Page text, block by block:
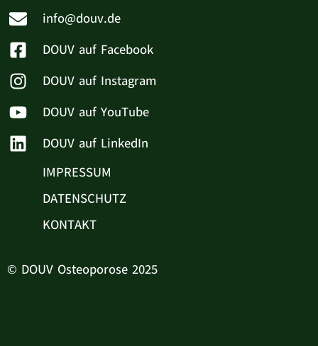
info@douv.de
DOUV auf Facebook
DOUV auf Instagram
DOUV auf YouTube
DOUV auf LinkedIn
IMPRESSUM
DATENSCHUTZ
KONTAKT
© DOUV Osteoporose 2025